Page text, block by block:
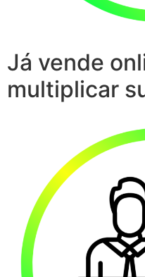
Já vende
multiplicar